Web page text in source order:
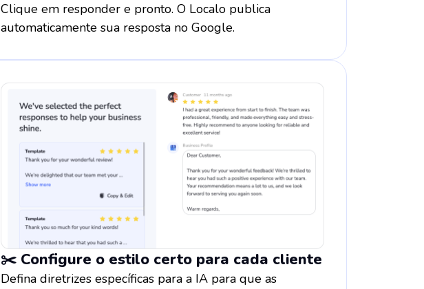
Clique em responder e pronto. O Localo publica
automaticamente sua resposta no Google.
✂️ Configure o estilo certo para cada cliente
Defina diretrizes específicas para a IA para que as